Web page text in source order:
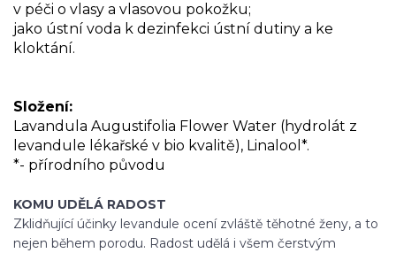
v péči o vlasy a vlasovou pokožku;
jako ústní voda k dezinfekci ústní dutiny a ke
kloktání.
Složení:
Lavandula Augustifolia Flower Water (hydrolát z
levandule lékařské v bio kvalitě), Linalool*.
*- přírodního původu
KOMU UDĚLÁ RADOST
Zklidňující účinky levandule ocení zvláště těhotné ženy, a to
nejen během porodu. Radost udělá i všem čerstvým